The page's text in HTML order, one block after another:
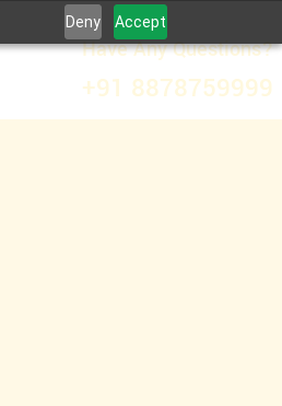
Deny Accept
Have Any Questions?
+91 8878759999